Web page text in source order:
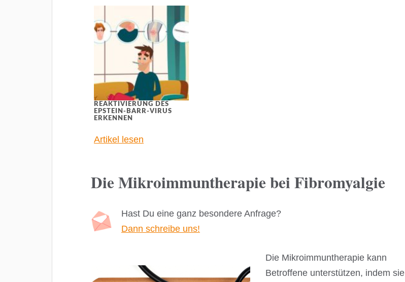
REAKTIVIERUNG DES
EPSTEIN-BARR-VIRUS
ERKENNEN
Artikel lesen
Die Mikroimmuntherapie bei Fibromyalgie
Hast Du eine ganz besondere Anfrage?
Dann schreibe uns!
Die Mikroimmuntherapie kann
Betroffene unterstützen, indem sie